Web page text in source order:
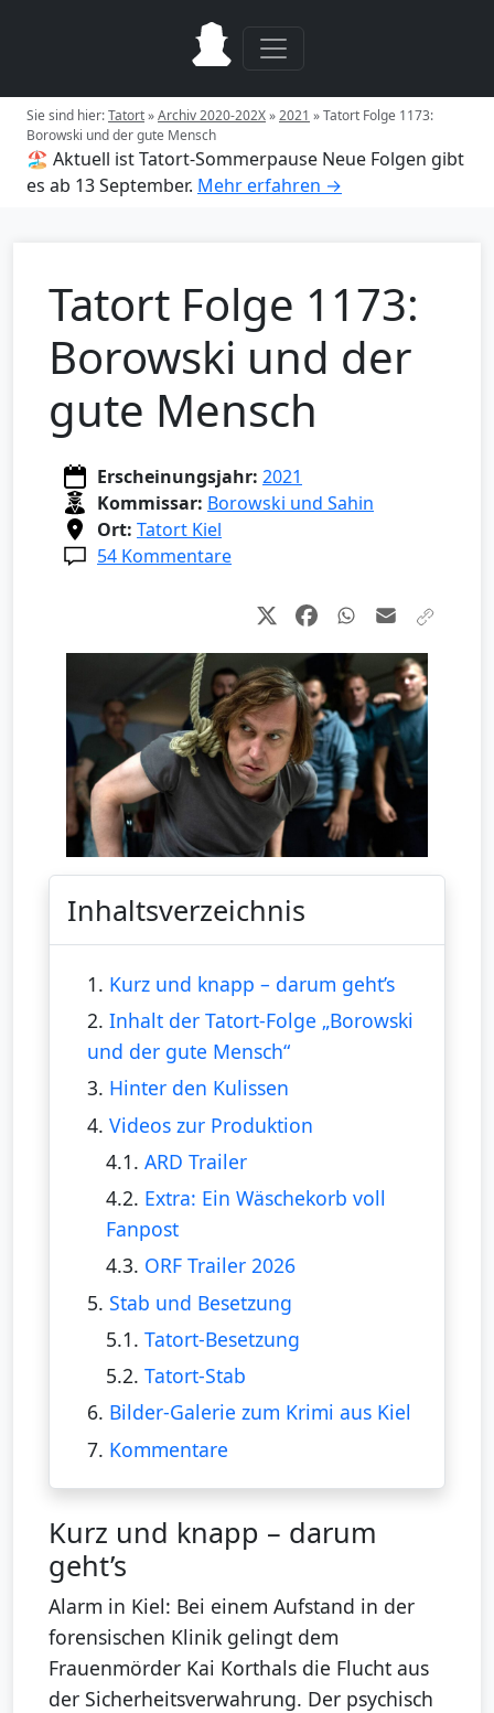
Sie sind hier:Tatort»Archiv 2020-202X»2021 »Tatort Folge 1173:
Borowski und der gute Mensch
🏖️ Aktuell ist Tatort-Sommerpause Neue Folgen gibt
es ab 13 September. Mehr erfahren →
Tatort Folge 1173:
Borowski und der
gute Mensch
Erscheinungsjahr: 2021
Kommissar: Borowski und Sahin
Ort: Tatort Kiel
54 Kommentare
Inhaltsverzeichnis
1. Kurz und knapp – darum geht’s
2. Inhalt der Tatort-Folge „Borowski
und der gute Mensch“
3. Hinter den Kulissen
4. Videos zur Produktion
4.1.ARD Trailer
4.2. Extra: Ein Wäschekorb voll
Fanpost
4.3. ORF Trailer 2026
5. Stab und Besetzung
5.1.Tatort-Besetzung
5.2.Tatort-Stab
6. Bilder-Galerie zum Krimi aus Kiel
7. Kommentare
Kurz und knapp – darum
geht’s
Alarm in Kiel: Bei einem Aufstand in der
forensischen Klinik gelingt dem
Frauenmörder Kai Korthals die Flucht aus
der Sicherheitsverwahrung. Der psychisch